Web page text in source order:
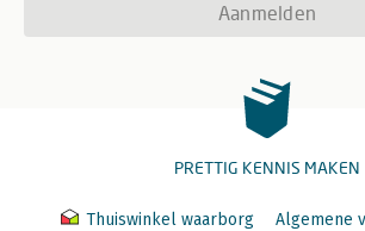
Aanmelden
PRETTIG KENNIS MAKEN
Thuiswinkel waarborg
Algemene